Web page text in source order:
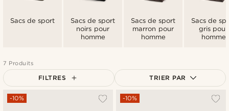
Sacs de sport
Sacs de sport
noirs pour
homme
Sacs de sport
marron pour
homme
Sacs de
gris pour
homme
7 Produits
FILTRES TRIER PAR
Le plus populaire
-10% -10%